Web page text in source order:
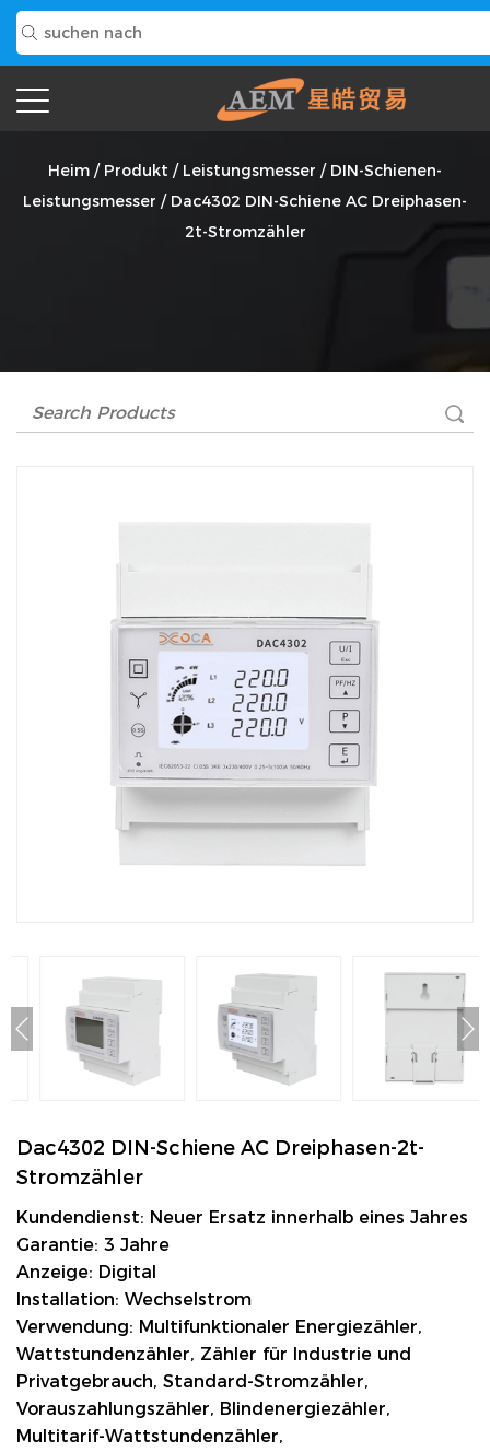
Dac4302 DIN-Schiene AC Dreiphasen-2t-Stromzähler
Anbieter
Heim / Produkt / Leistungsmesser / DIN-Schienen-
Leistungsmesser / Dac4302 DIN-Schiene AC Dreiphasen-
2t-Stromzähler
Dac4302 DIN-Schiene AC Dreiphasen-2t-
Stromzähler
Kundendienst: Neuer Ersatz innerhalb eines Jahres
Garantie: 3 Jahre
Anzeige: Digital
Installation: Wechselstrom
Verwendung: Multifunktionaler Energiezähler,
Wattstundenzähler, Zähler für Industrie und
Privatgebrauch, Standard-Stromzähler,
Vorauszahlungszähler, Blindenergiezähler,
Multitarif-Wattstundenzähler,